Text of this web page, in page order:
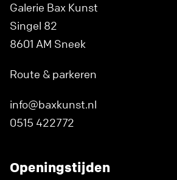
Galerie Bax Kunst
Singel 82
8601 AM Sneek
Route & parkeren
info@baxkunst.nl
0515 422772
Openingstijden